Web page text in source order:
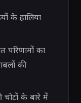
के हालिया
परिणामों का
की
चोटों के बारे में